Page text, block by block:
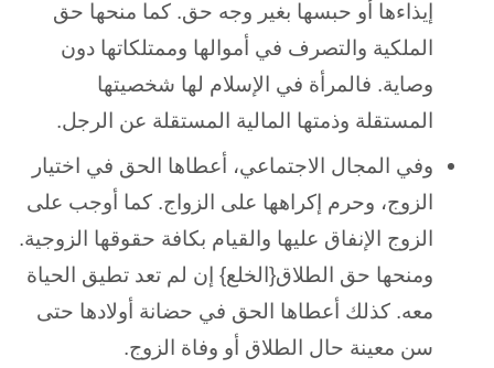
إيذاءها أو حبسها بغير وجه حق. كما منحها حق
الملكية والتصرف في أموالها وممتلكاتها دون
وصاية. فالمرأة في الإسلام لها شخصيتها
المستقلة وذمتها المالية المستقلة عن الرجل.
وفي المجال الاجتماعي، أعطاها الحق في اختيار
الزوج، وحرم إكراهها على الزواج. كما أوجب على
الزوج الإنفاق عليها والقيام بكافة حقوقها الزوجية.
ومنحها حق الطلاق{الخلع} إن لم تعد تطيق الحياة
معه. كذلك أعطاها الحق في حضانة أولادها حتى
سن معينة حال الطلاق أو وفاة الزوج.